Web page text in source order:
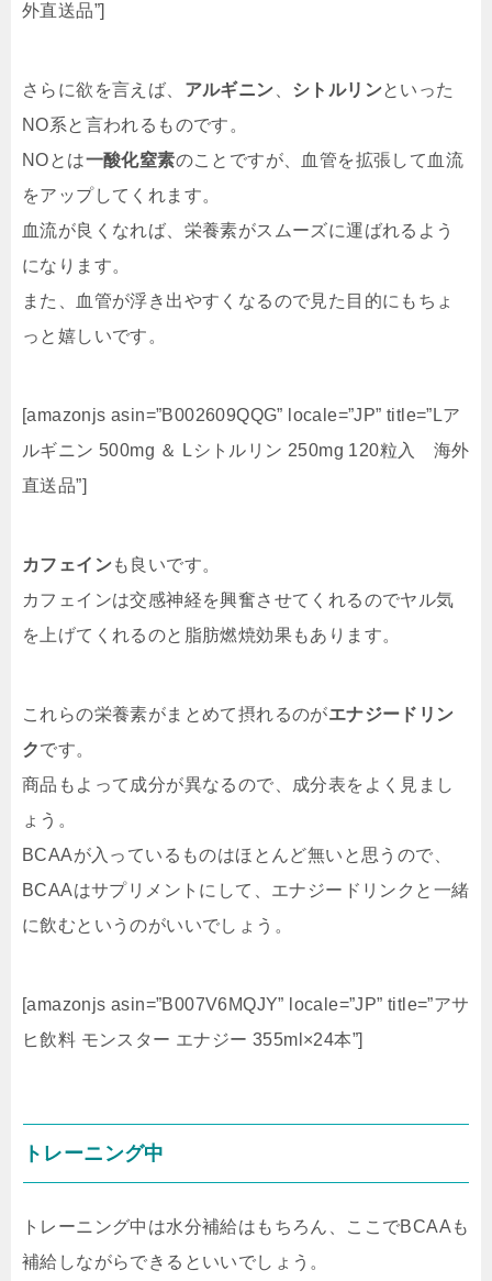
外直送品”]
さらに欲を言えば、 アルギニン シトルリンといった
NO系と言われるものです。
NOとは一酸化窒素のことですが、血管を拡張して血流
をアップしてくれます。
血流が良くなれば、栄養素がスムーズに運ばれるよう
になります。
また、血管が浮き出やすくなるので見た目的にもちょ
っと嬉しいです。
[amazonjs asin=”B002609QQG” locale=”JP” title=”Lア
ルギニン 500mg ＆ Lシトルリン 250mg 120粒入 海外
直送品”]
カフェインも良いです。
カフェインは交感神経を興奮させてくれるのでヤル気
を上げてくれるのと脂肪燃焼効果もあります。
これらの栄養素がまとめて摂れるのがエナジードリン
クです。
商品もよって成分が異なるので、成分表をよく見まし
ょう。
BCAAが入っているものはほとんど無いと思うので、
BCAAはサプリメントにして、エナジードリンクと一緒
に飲むというのがいいでしょう。
[amazonjs asin=”B007V6MQJY” locale=”JP” title=”アサ
ヒ飲料 モンスター エナジー 355ml×24本”]
トレーニング中
トレーニング中は水分補給はもちろん、ここでBCAAも
補給しながらできるといいでしょう。